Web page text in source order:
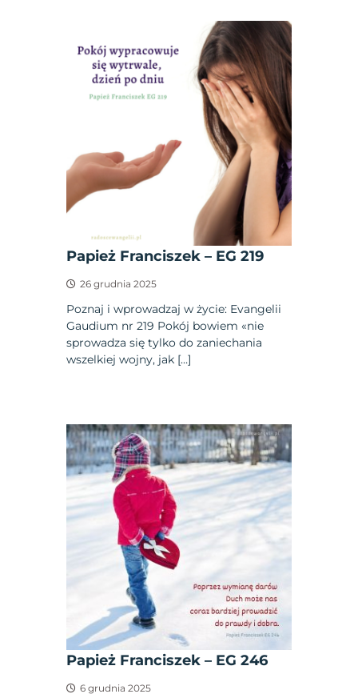
Papież Franciszek – EG 219
26 grudnia 2025
Poznaj i wprowadzaj w życie: Evangelii
Gaudium nr 219 Pokój bowiem «nie
sprowadza się tylko do zaniechania
wszelkiej wojny, jak […]
Papież Franciszek – EG 246
6 grudnia 2025